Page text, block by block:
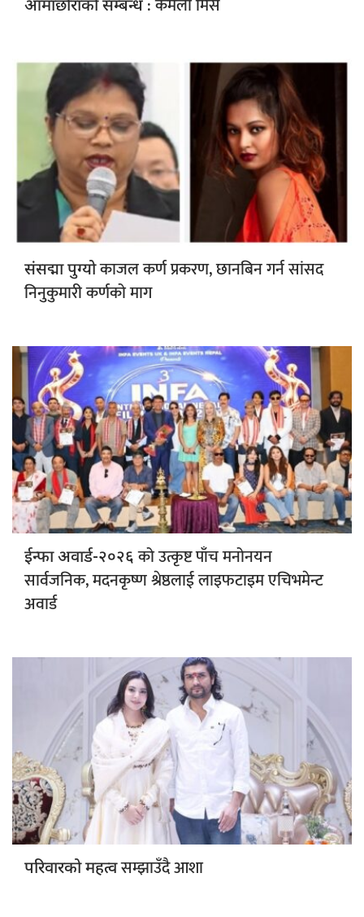
आमाछोराको सम्बन्ध : कमला मिस
संसद्मा पुग्योकाजल कर्ण प्रकरण, छानबिन गर्न सांसद
निनुकुमारी कर्णको माग
ईन्फा अवार्ड-२०२६को उत्कृष्ट पाँच मनोनयन
सार्वजनिक, मदनकृष्ण श्रेष्ठलाई लाइफटाइम एचिभमेन्ट
अवार्ड
परिवारको महत्वसम्झाउँदै आशा